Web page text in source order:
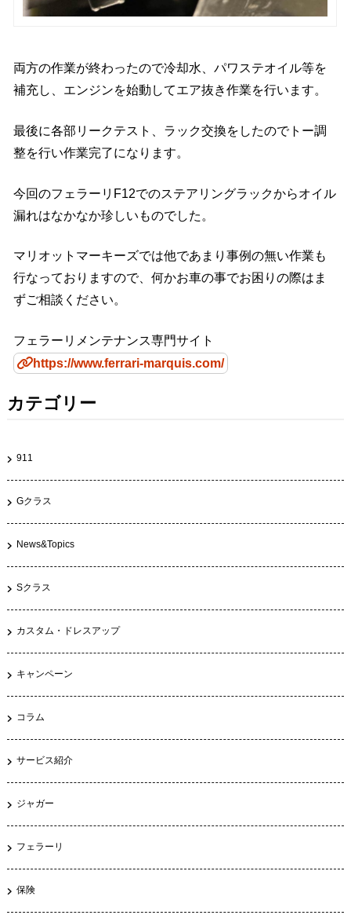
両方の作業が終わったので冷却水、パワステオイル等を
補充し、エンジンを始動してエア抜き作業を行います。
最後に各部リークテスト、ラック交換をしたのでトー調
整を行い作業完了になります。
今回のフェラーリF12でのステアリングラックからオイル
漏れはなかなか珍しいものでした。
マリオットマーキーズでは他であまり事例の無い作業も
行なっておりますので、何かお車の事でお困りの際はま
ずご相談ください。
フェラーリメンテナンス専門サイト
https://www.ferrari-marquis.com/
カテゴリー
911
Gクラス
News&Topics
Sクラス
カスタム・ドレスアップ
キャンペーン
コラム
サービス紹介
ジャガー
フェラーリ
保険